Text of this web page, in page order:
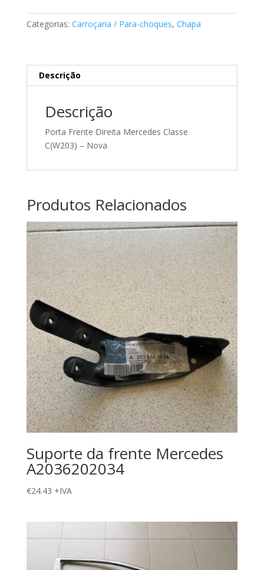
Direita
Nova
Categorias: Carroçaria / Para-choques, Chapa
Descrição
Descrição
Porta Frente Direita Mercedes Classe
C(W203) – Nova
Produtos Relacionados
Suporte da frente Mercedes
A2036202034
€24.43 +IVA